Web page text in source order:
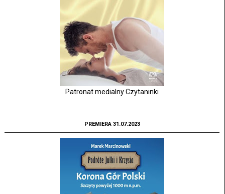
Patronat medialny Czytaninki
PREMIERA 31.07.2023